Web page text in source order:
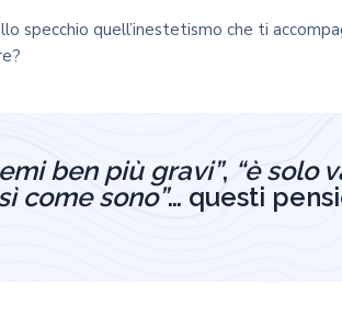
specchio quell’inestetismo che ti
ben più gravi”, “è solo
come sono”… questi